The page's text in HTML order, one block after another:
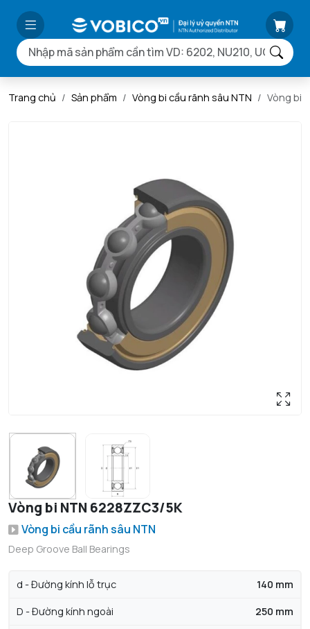
Trang chủ Sản phẩm Vòng bi cầu rãnh sâu NTN Vòng bi
Vòng bi NTN 6228ZZC3/5K
Vòng bi cầu rãnh sâu NTN
Deep Groove Ball Bearings
d - Đường kính lỗ trục 140 mm
D - Đường kính ngoài 250 mm